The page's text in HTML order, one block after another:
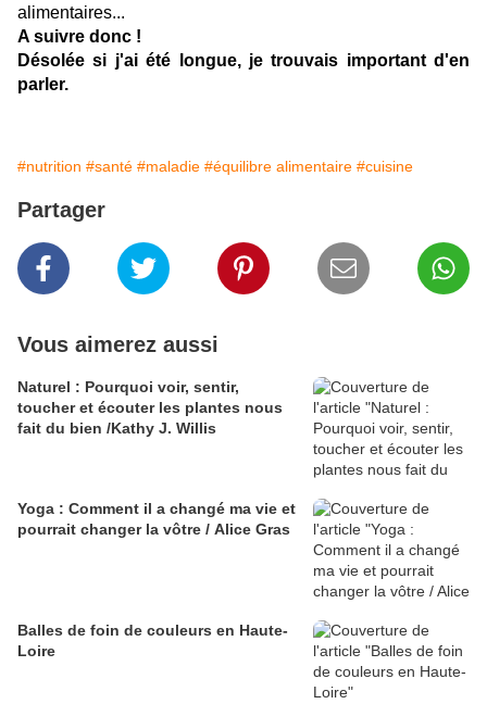
alimentaires...
A suivre donc !
Désolée si j'ai été longue, je trouvais important d'en
parler.
#nutrition #santé #maladie #équilibre alimentaire #cuisine
Partager
Vous aimerez aussi
Naturel : Pourquoi voir, sentir,
toucher et écouter les plantes nous
fait du bien /Kathy J. Willis
Yoga : Comment il a changé ma vie et
pourrait changer la vôtre / Alice Gras
Balles de foin de couleurs en Haute-
Loire